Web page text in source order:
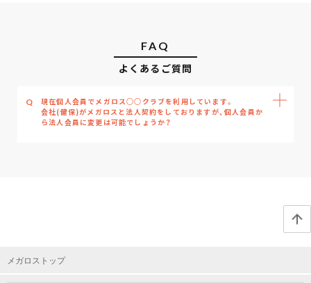
FAQ
よくあるご質問
Q
現在個人会員でメガロス○○クラブを利用しています。
会社(健保)がメガロスと法人契約をしておりますが、個人会員か
ら法人会員に変更は可能でしょうか？
メガロストップ